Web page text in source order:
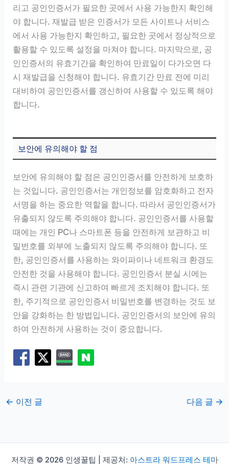
리고 공인인증서가 필요한 곳에서 사용 가능한지 확인해
야 합니다. 재발급 받은 인증서가 모든 사이트나 서비스
에서 사용 가능한지 확인하고, 필요한 곳에서 정상적으로
활용할 수 있도록 설정을 마쳐야 합니다. 마지막으로, 공
인인증서의 유효기간을 확인하여 만료일이 다가오면 다
시 재발급을 신청해야 합니다. 유효기간 만료 전에 미리
대비하여 공인인증서를 갱신하여 사용할 수 있도록 해야
합니다.
보안에 유의해야 할 점
보안에 유의해야 할 점은 공인인증서를 안전하게 보호하
는 것입니다. 공인인증서는 개인정보를 암호화하고 전자
서명을 하는 중요한 역할을 합니다. 따라서 공인인증서가
유출되지 않도록 주의해야 합니다. 공인인증서를 사용할
때에는 개인 PC나 스마트폰 등을 안전하게 보관하고 비
밀번호를 외부에 노출되지 않도록 주의해야 합니다. 또
한, 공인인증서를 사용하는 와이파이나 네트워크 환경도
안전한 것을 사용해야 합니다. 공인인증서 분실 시에는
즉시 관련 기관에 신고하여 빠르게 조치해야 합니다. 또
한, 주기적으로 공인인증서 비밀번호를 변경하는 것도 보
안을 강화하는 한 방법입니다. 공인인증서의 보안에 유의
하여 안전하게 사용하는 것이 중요합니다.
← 이전 글 다음 글 →
저작권 © 2026 인생꿀팁 | 제공처: 아스트라 워드프레스 테마